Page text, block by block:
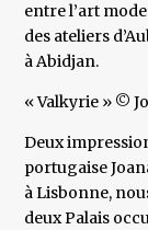
entre l’art
des ateliers
à Abidjan.
« Valkyrie » ©
Deux
portugaise
à Lisbonne,
deux Palais